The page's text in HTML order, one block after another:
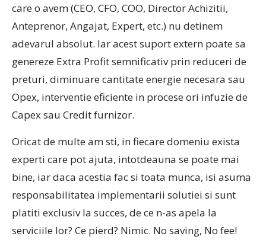
care o avem (CEO, CFO, COO, Director Achizitii,
Anteprenor, Angajat, Expert, etc.) nu detinem
adevarul absolut. Iar acest suport extern poate sa
genereze Extra Profit semnificativ prin reduceri de
preturi, diminuare cantitate energie necesara sau
Opex, interventie eficiente in procese ori infuzie de
Capex sau Credit furnizor.
Oricat de multe am sti, in fiecare domeniu exista
experti care pot ajuta, intotdeauna se poate mai
bine, iar daca acestia fac si toata munca, isi asuma
responsabilitatea implementarii solutiei si sunt
platiti exclusiv la succes, de ce n-as apela la
serviciile lor? Ce pierd? Nimic. No saving, No fee!